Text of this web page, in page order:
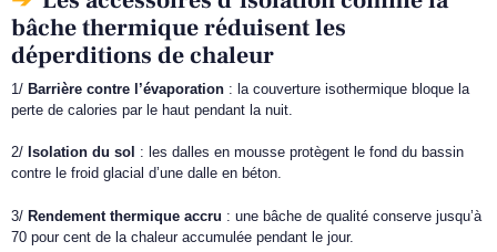
bâche thermique réduisent les
déperditions de chaleur
1/ Barrière contre l’évaporation : la couverture isothermique bloque la
perte de calories par le haut pendant la nuit.
2/ Isolation du sol : les dalles en mousse protègent le fond du bassin
contre le froid glacial d’une dalle en béton.
3/ Rendement thermique accru : une bâche de qualité conserve jusqu’à
70 pour cent de la chaleur accumulée pendant le jour.